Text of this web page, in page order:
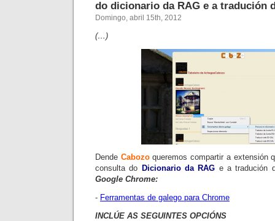
do dicionario da RAG e a tradución
Domingo, abril 15th, 2012
(…)
Dende Cabozoqueremos compartir a extensión
consulta do Dicionario da RAG e a tradución
Google Chrome:
- Ferramentas de galego para Chrome
INCLÚE AS SEGUINTES OPCIÓNS